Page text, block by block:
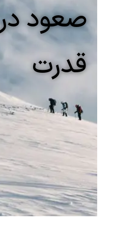
صعود
قدرت